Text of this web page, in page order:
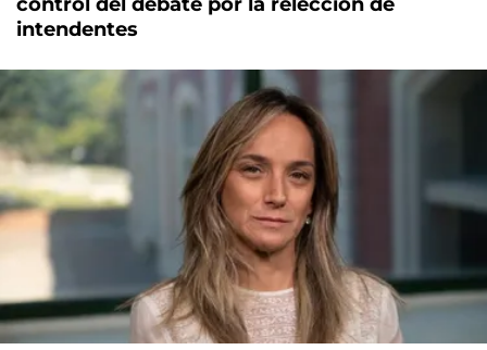
intendentes